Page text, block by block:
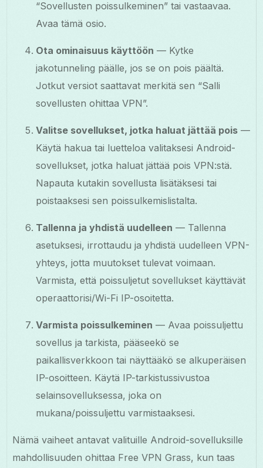
“Sovellusten poissulkeminen” tai vastaavaa.
Avaa tämä osio.
Ota ominaisuus käyttöön — Kytke
jakotunneling päälle, jos se on pois päältä.
Jotkut versiot saattavat merkitä sen “Salli
sovellusten ohittaa VPN”.
Valitse sovellukset, jotka haluat jättää pois —
Käytä hakua tai luetteloa valitaksesi Android-
sovellukset, jotka haluat jättää pois VPN:stä.
Napauta kutakin sovellusta lisätäksesi tai
poistaaksesi sen poissulkemislistalta.
Tallenna ja yhdistä uudelleen — Tallenna
asetuksesi, irrottaudu ja yhdistä uudelleen VPN-
yhteys, jotta muutokset tulevat voimaan.
Varmista, että poissuljetut sovellukset käyttävät
operaattorisi/Wi-Fi IP-osoitetta.
Varmista poissulkeminen — Avaa poissuljettu
sovellus ja tarkista, pääseekö se
paikallisverkkoon tai näyttääkö se alkuperäisen
IP-osoitteen. Käytä IP-tarkistussivustoa
selainsovelluksessa, joka on
mukana/poissuljettu varmistaaksesi.
Nämä vaiheet antavat valituille Android-sovelluksille
mahdollisuuden ohittaa Free VPN Grass, kun taas